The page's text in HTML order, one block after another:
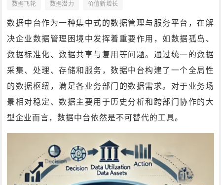
数据飞轮 数据潜力 价值新增长
数据中台作为一种集中式的数据管理与服务平台，在解
决企业数据管理困境中发挥着重要作用，如数据孤岛、
数据标准化、数据共享与复用等问题。通过统一的数据
采集、处理、存储和服务，数据中台构建了一个全局性
的数据枢纽，满足各业务部门的数据需求。对于业务场
景相对稳定、数据主要用于历史分析和跨部门协作的大
型企业而言，数据中台依然是不可替代的工具。